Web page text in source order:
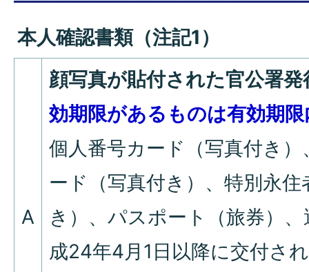
本人確認書類（注記1）
A
顔写真が貼付された官公署
効期限があるものは有効期
個人番号カード（写真付き
ード（写真付き）、特別永
き）、パスポート（旅券）
成24年4月1日以降に交付さ